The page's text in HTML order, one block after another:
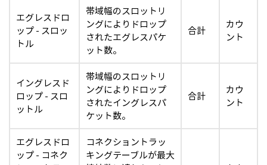
エグレスドロ
ップ - スロッ
トル
帯域幅のスロットリ
ングによりドロップ
されたエグレスパケ
ット数。
合計
カウ
ント
イングレスド
ロップ - スロ
ットル
帯域幅のスロットリ
ングによりドロップ
されたイングレスパ
ケット数。
合計
カウ
ント
エグレスドロ
ップ - コネク
コネクショントラッ
キングテーブルが最大